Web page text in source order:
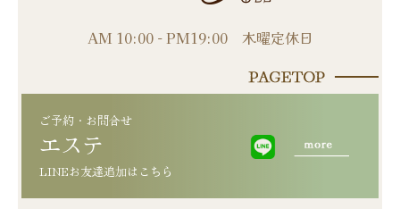
AM 10:00 - PM19:00 木曜定休日
ご予約・お問合せ
エステ